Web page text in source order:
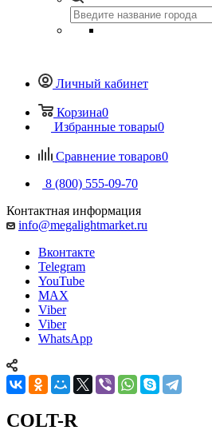
Личный кабинет
Корзина0
Избранные товары0
Сравнение товаров0
8 (800) 555-09-70
Контактная информация
info@megalightmarket.ru
Вконтакте
Telegram
YouTube
MAX
Viber
Viber
WhatsApp
COLT-R